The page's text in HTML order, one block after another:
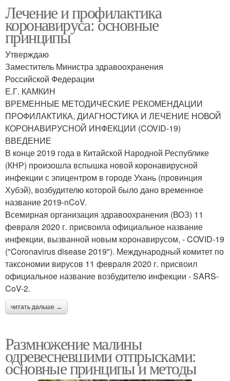
Лечение и профилактика
коронавируса: основные
принципы
Утверждаю
Заместитель Министра здравоохранения
Российской Федерации
Е.Г. КАМКИН
ВРЕМЕННЫЕ МЕТОДИЧЕСКИЕ РЕКОМЕНДАЦИИ
ПРОФИЛАКТИКА, ДИАГНОСТИКА И ЛЕЧЕНИЕ НОВОЙ
КОРОНАВИРУСНОЙ ИНФЕКЦИИ (COVID-19)
ВВЕДЕНИЕ
В конце 2019 года в Китайской Народной Республике
(КНР) произошла вспышка новой коронавирусной
инфекции с эпицентром в городе Ухань (провинция
Хубэй), возбудителю которой было дано временное
название 2019-nCoV.
Всемирная организация здравоохранения (ВОЗ) 11
февраля 2020 г. присвоила официальное название
инфекции, вызванной новым коронавирусом, - COVID-19
("Coronavirus disease 2019"). Международный комитет по
таксономии вирусов 11 февраля 2020 г. присвоил
официальное название возбудителю инфекции - SARS-
CoV-2.
читать дальше →
Размножение малины
одревесневшими отпрысками:
основные принципы и методы